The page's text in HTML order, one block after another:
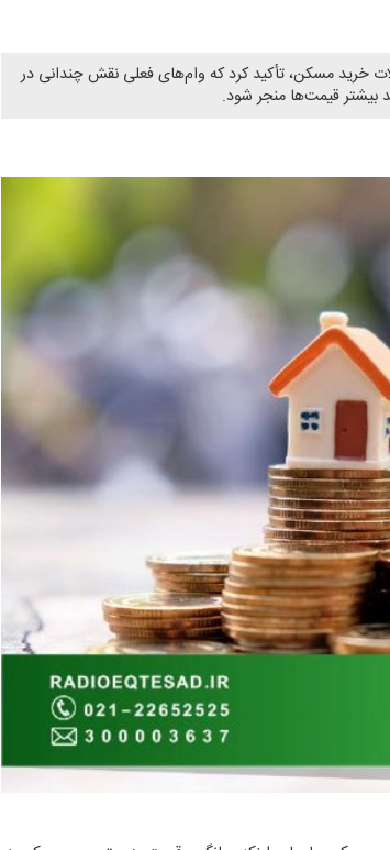
خرید مسكن، تأكید كرد كه وام‌های فعلی نقش چندانی در
بیشتر قیمت‌ها منجر شود.